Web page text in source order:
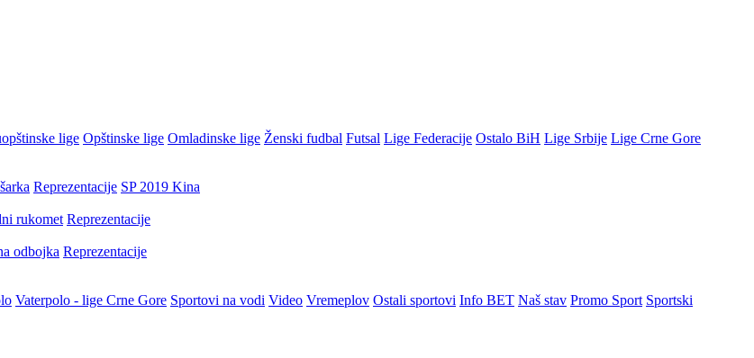
lige Opštinske lige Omladinske lige Ženski fudbal Futsal Lige Federacije Ostalo BiH Lige Srbije Lige Crne Gore
Reprezentacije SP 2019 Kina
rukomet Reprezentacije
odbojka Reprezentacije
Vaterpolo - lige Crne Gore Sportovi na vodi Video Vremeplov Ostali sportovi Info BET Naš stav Promo Sport Sportski